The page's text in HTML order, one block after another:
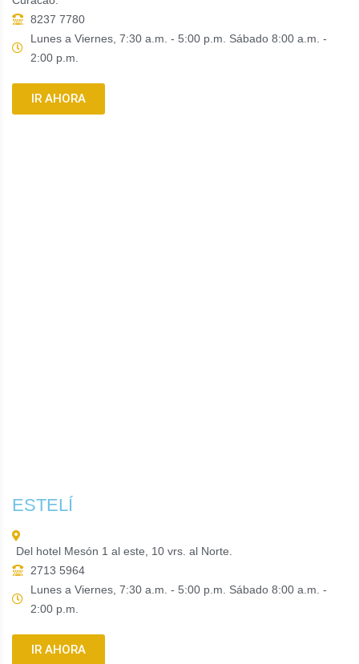
8237 7780
Lunes a Viernes, 7:30 a.m. - 5:00 p.m. Sábado 8:00 a.m. -
2:00 p.m.
IR AHORA
ESTELÍ
Del hotel Mesón 1 al este, 10 vrs. al Norte.
2713 5964
Lunes a Viernes, 7:30 a.m. - 5:00 p.m. Sábado 8:00 a.m. -
2:00 p.m.
IR AHORA